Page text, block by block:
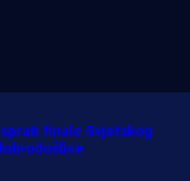
finale Svjetskog